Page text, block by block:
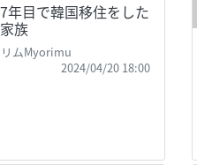
年目で韓国移住をした
族
ムMyorimu
2024/04/20 18:00